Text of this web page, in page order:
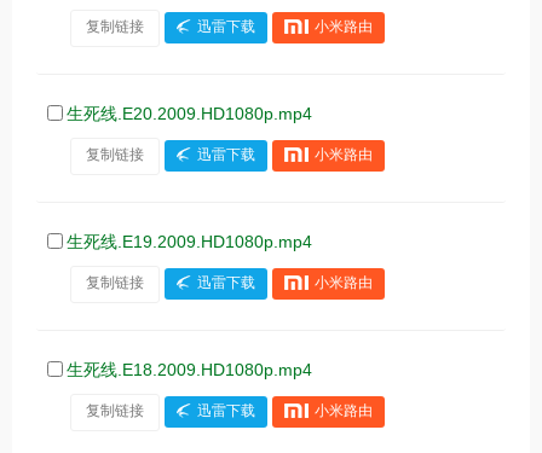
复制链接 迅雷下载 小米路由
生死线.E20.2009.HD1080p.mp4
复制链接 迅雷下载 小米路由
生死线.E19.2009.HD1080p.mp4
复制链接 迅雷下载 小米路由
生死线.E18.2009.HD1080p.mp4
复制链接 迅雷下载 小米路由